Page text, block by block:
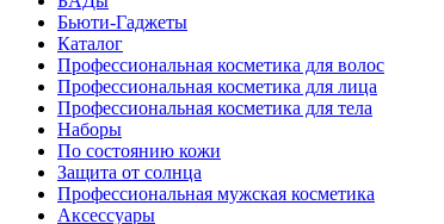
Бьюти-Гаджеты
Каталог
Профессиональная косметика для волос
Профессиональная косметика для лица
Профессиональная косметика для тела
Наборы
По состоянию кожи
Защита от солнца
Профессиональная мужская косметика
Аксессуары